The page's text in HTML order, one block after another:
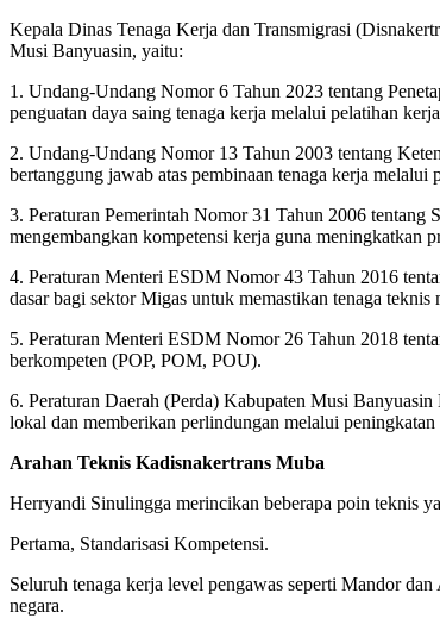
Kepala Dinas Tenaga Kerja dan Transmigrasi
Musi Banyuasin, yaitu:
1. Undang-Undang Nomor 6 Tahun 2023 tentang
penguatan daya saing tenaga kerja melalui pelatihan
2. Undang-Undang Nomor 13 Tahun 2003 tentang
bertanggung jawab atas pembinaan tenaga kerja melalui
3. Peraturan Pemerintah Nomor 31 Tahun 2006
mengembangkan kompetensi kerja guna meningkatkan
4. Peraturan Menteri ESDM Nomor 43 Tahun 2016
dasar bagi sektor Migas untuk memastikan tenaga
5. Peraturan Menteri ESDM Nomor 26 Tahun 2018
berkompeten (POP, POM, POU).
6. Peraturan Daerah (Perda) Kabupaten Musi
lokal dan memberikan perlindungan melalui
Arahan Teknis Kadisnakertrans Muba
Herryandi Sinulingga merincikan beberapa poin teknis
Pertama, Standarisasi Kompetensi.
Seluruh tenaga kerja level pengawas seperti Mandor
negara.